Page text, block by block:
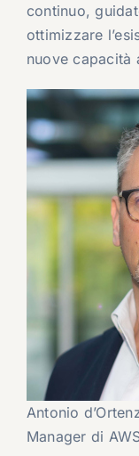
continuo,
ottimizzare
nuove capacità
Antonio
Manager di